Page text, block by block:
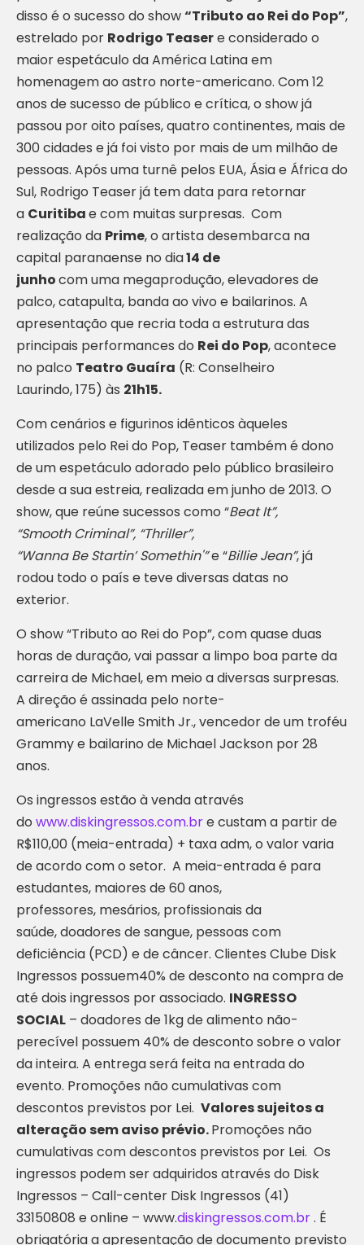
disso é o sucesso do show“Tributo ao Rei do Pop”,
estrelado por Rodrigo Teasere considerado o
maior espetáculo da América Latina em
homenagem ao astro norte-americano. Com 12
anos de sucesso de público e crítica, o show já
passou por oito países, quatro continentes, mais de
300 cidades e já foi visto por mais de um milhão de
pessoas. Após uma turnê pelos EUA, Ásia e África do
Sul, Rodrigo Teaser já tem data para retornar
a Curitibae com muitas surpresas. Com
realização da Prime, o artista desembarca na
capital paranaense no dia14 de
junhocom uma megaprodução, elevadores de
palco, catapulta, banda ao vivo e bailarinos. A
apresentação que recria toda a estrutura das
principais performances do Rei do Pop, acontece
no palco Teatro Guaíra (R: Conselheiro
Laurindo, 175) às 21h15.
Com cenários e figurinos idênticos àqueles
utilizados pelo Rei do Pop, Teaser também é dono
de um espetáculo adorado pelo público brasileiro
desde a sua estreia, realizada em junho de 2013. O
show, que reúne sucessos como “Beat It”,
“Smooth Criminal”, “Thriller”,
“Wanna Be Startin’ Somethin'”e “Billie Jean”, já
rodou todo o país e teve diversas datas no
exterior.
O show “Tributo ao Rei do Pop”, com quase duas
horas de duração, vai passar a limpo boa parte da
carreira de Michael, em meio a diversas surpresas.
A direção é assinada pelo norte-
americano LaVelle Smith Jr., vencedor de um troféu
Grammy e bailarino de Michael Jackson por 28
anos.
Os ingressos estão à venda através
do www.diskingressos.com.bre custam a partir de
R$110,00 (meia-entrada) + taxa adm, o valor varia
de acordo com o setor. A meia-entrada é para
estudantes, maiores de 60 anos,
professores, mesários, profissionais da
saúde, doadores de sangue, pessoas com
deficiência (PCD) e de câncer. Clientes Clube Disk
Ingressos possuem40% de desconto na compra de
até dois ingressos por associado. INGRESSO
SOCIAL – doadores de 1kg de alimento não-
perecível possuem 40% de desconto sobre o valor
da inteira. A entrega será feita na entrada do
evento. Promoções não cumulativas com
descontos previstos por Lei. Valores sujeitos a
alteração sem aviso prévio.Promoções não
cumulativas com descontos previstos por Lei. Os
ingressos podem ser adquiridos através do Disk
Ingressos – Call-center Disk Ingressos (41)
33150808 e online – www.diskingressos.com.br. É
obrigatória a apresentação de documento previsto